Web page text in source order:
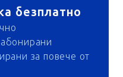
безплатно
за повече от